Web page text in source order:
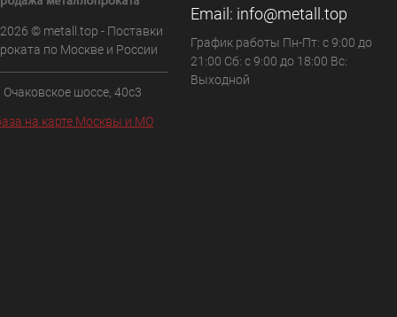
© metall.top - Поставки
по Москве и России
Очаковское шоссе, 40с3
на карте Москвы и МО
Email: info@metall.top
График работы Пн-Пт: с 9:00 до
21:00 Сб: с 9:00 до 18:00 Вс:
Выходной